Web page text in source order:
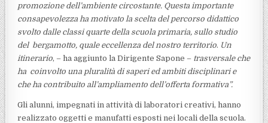
promozione dell’ambiente circostante. Questa importante
consapevolezza ha motivato la scelta del percorso didattico
svolto dalle classi quarte della scuola primaria, sullo studio
del bergamotto, quale eccellenza del nostro territorio. Un
itinerario, – ha aggiunto la Dirigente Sapone – trasversale che
ha coinvolto una pluralità di saperi ed ambiti disciplinari e
che ha contribuito all’ampliamento dell’offerta formativa”.
Gli alunni, impegnati in attività di laboratori creativi, hanno
realizzato oggetti e manufatti esposti nei locali della scuola.